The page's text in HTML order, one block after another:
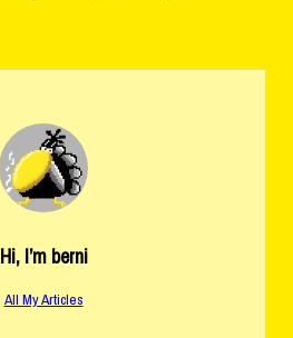
Hi, I’m berni
All My Articles